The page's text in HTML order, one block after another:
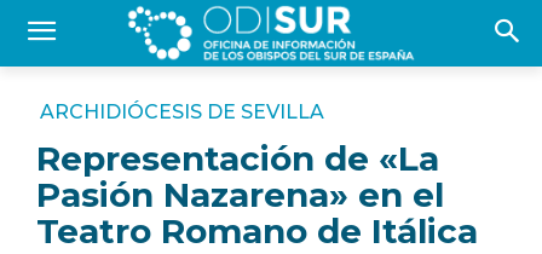
ARCHIDIÓCESIS DE SEVILLA
Representación de «La
Pasión Nazarena» en el
Teatro Romano de Itálica